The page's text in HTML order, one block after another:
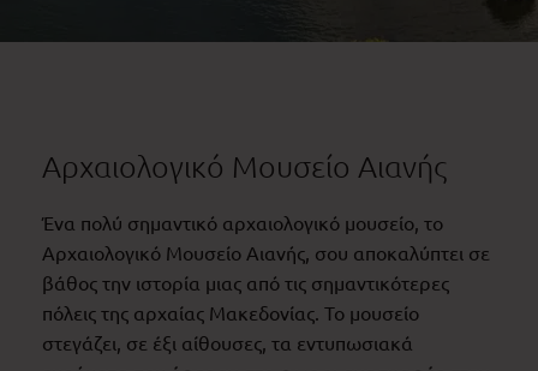
Αρχαιολογικό Μουσείο Αιανής
Ένα πολύ σημαντικό αρχαιολογικό μουσείο, το
Αρχαιολογικό Μουσείο Αιανής, σου αποκαλύπτει σε
βάθος την ιστορία μιας από τις σημαντικότερες
πόλεις της αρχαίας Μακεδονίας. Το μουσείο
στεγάζει, σε έξι αίθουσες, τα εντυπωσιακά